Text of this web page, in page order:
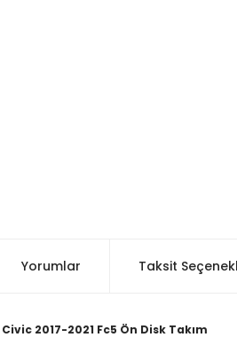
Yorumlar Taksit
Civic 2017-2021 Fc5 Ön Disk Takım